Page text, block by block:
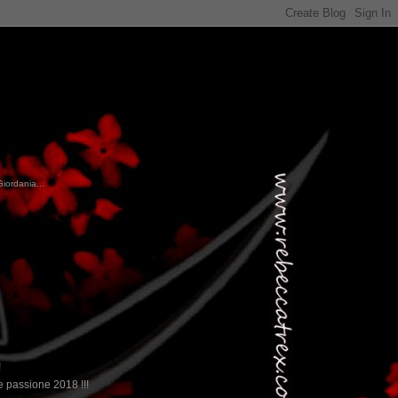
passione 2018 !!!